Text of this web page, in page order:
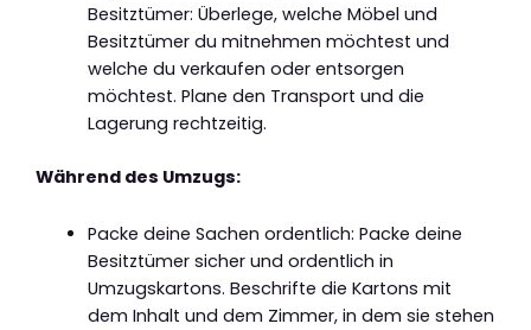
Besitztümer: Überlege, welche Möbel und
Besitztümer du mitnehmen möchtest und
welche du verkaufen oder entsorgen
möchtest. Plane den Transport und die
Lagerung rechtzeitig.
Während des Umzugs:
Packe deine Sachen ordentlich: Packe deine
Besitztümer sicher und ordentlich in
Umzugskartons. Beschrifte die Kartons mit
dem Inhalt und dem Zimmer, in dem sie stehen